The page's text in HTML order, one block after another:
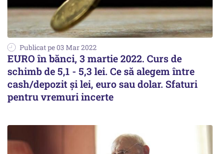
Publicat pe 03 Mar 2022
EURO în bănci, 3 martie 2022. Curs de
schimb de 5,1 - 5,3 lei. Ce să alegem între
cash/depozit și lei, euro sau dolar. Sfaturi
pentru vremuri incerte